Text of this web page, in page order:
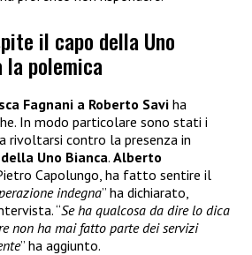
il capo della Uno
la polemica
Fagnani a Roberto Savi ha
In modo particolare sono stati i
rivoltarsi contro la presenza in
Uno Bianca. Alberto
Capolungo, ha fatto sentire il
indegna” ha dichiarato,
“Se ha qualcosa da dire lo dica
non ha mai fatto parte dei servizi
” ha aggiunto.